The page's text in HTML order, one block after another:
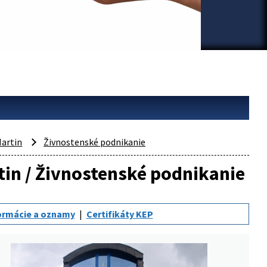
Živnostenské podnikanie
/ Živnostenské podnikanie
a oznamy Certifikáty KEP